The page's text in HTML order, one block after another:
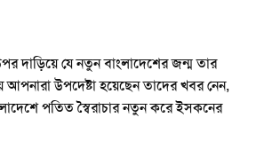
দাড়িয়ে যে নতুন বাংলাদেশের জন্ম তার
উপদেষ্টা হয়েছেন তাদের খবর নেন,
পতিত স্বৈরাচার নতুন করে ইসকনের